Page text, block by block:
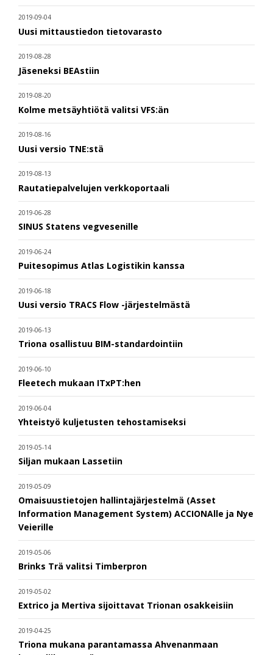
2019-09-04
Uusi mittaustiedon tietovarasto
2019-08-28
Jäseneksi BEAstiin
2019-08-20
Kolme metsäyhtiötä valitsi VFS:än
2019-08-16
Uusi versio TNE:stä
2019-08-13
Rautatiepalvelujen verkkoportaali
2019-06-28
SINUS Statens vegvesenille
2019-06-24
Puitesopimus Atlas Logistikin kanssa
2019-06-18
Uusi versio TRACS Flow -järjestelmästä
2019-06-13
Triona osallistuu BIM-standardointiin
2019-06-10
Fleetech mukaan ITxPT:hen
2019-06-04
Yhteistyö kuljetusten tehostamiseksi
2019-05-14
Siljan mukaan Lassetiin
2019-05-09
Omaisuustietojen hallintajärjestelmä (Asset
Information Management System) ACCIONAlle ja Nye
Veierille
2019-05-06
Brinks Trä valitsi Timberpron
2019-05-02
Extrico ja Mertiva sijoittavat Trionan osakkeisiin
2019-04-25
Triona mukana parantamassa Ahvenanmaan